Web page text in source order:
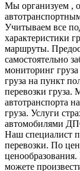
Мы организуем ,
Учитываем все
характеристики
маршруты.
самостоятельно
мониторинг
груза на пункт
перевозки груза.
автотранспорта
груза. Услуги
автомобилями
Наш специалист
перевозки. По
можете